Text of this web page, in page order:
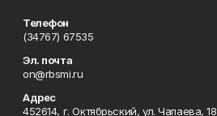
Телефон
(34767) 67535
Эл. почта
on@rbsmi.ru
Адрес
452614, г. Октябрьский, ул. Чапаева, 18